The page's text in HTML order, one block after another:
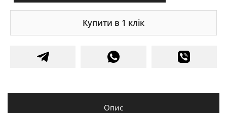
Купити в 1 клік
Опис